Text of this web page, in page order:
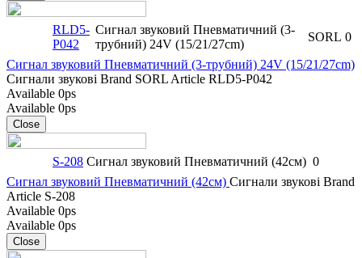
RLD5-
P042
Сигнал звуковий Пневматичний (3-
трубний) 24V (15/21/27cm)
SORL 0
Сигнал звуковий Пневматичний (3-трубний) 24V (15/21/27cm)
Сигнали звукові Brand SORL Article RLD5-P042
Available 0ps
Available 0ps
Close
S-208 Сигнал звуковий Пневматичний (42см) 0
Сигнал звуковий Пневматичний (42см) Сигнали звукові Brand
Article S-208
Available 0ps
Available 0ps
Close